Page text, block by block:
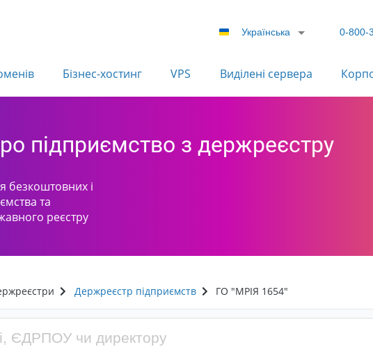
Українська 0-800-
Бізнес-хостинг VPS Виділені сервера
підприємство з держреєстру
безкоштовних і
та
реєстру
Держреєстр підприємств ГО "МРІЯ 1654"